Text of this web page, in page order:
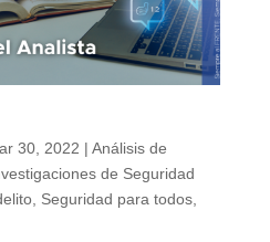
30, 2022 | Análisis de
de Seguridad
, Seguridad para todos,